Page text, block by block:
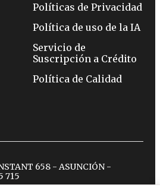
Políticas de Privacidad
Política de uso de la IA
Servicio de
Suscripción a Crédito
Política de Calidad
658 - ASUNCIÓN -
715